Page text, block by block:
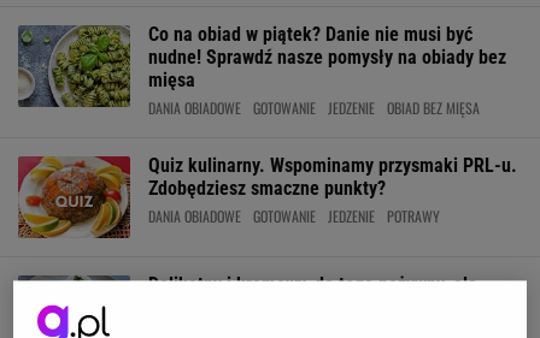
Co na obiad w piątek? Danie nie musi być
nudne! Sprawdź nasze pomysły na obiady bez
mięsa
DANIA OBIADOWE GOTOWANIE JEDZENIE OBIAD BEZ MIĘSA
Quiz kulinarny. Wspominamy przysmaki PRL-u.
Zdobędziesz smaczne punkty?
DANIA OBIADOWE GOTOWANIE JEDZENIE POTRAWY
Delikatny i kremowy, do tego pożywny, ale